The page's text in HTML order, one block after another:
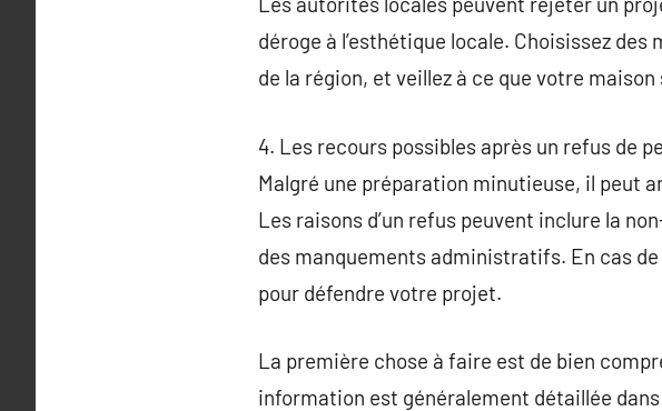
déroge à l’esthétique locale. Choisissez
de la région, et veillez à ce que votre
4. Les recours possibles après un refus de
Malgré une préparation minutieuse, il peut
Les raisons d’un refus peuvent inclure la
des manquements administratifs. En cas
pour défendre votre projet.
La première chose à faire est de bien
information est généralement détaillée